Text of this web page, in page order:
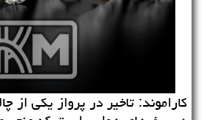
کاراموند: تاخیر در پرواز یکی